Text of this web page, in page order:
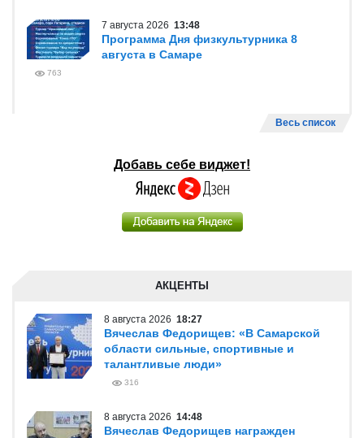
7 августа 2026 13:48
Программа Дня физкультурника 8
августа в Самаре
763
Весь список
Добавь себе виджет!
АКЦЕНТЫ
8 августа 2026 18:27
Вячеслав Федорищев: «В Самарской
области сильные, спортивные и
талантливые люди»
316
8 августа 2026 14:48
Вячеслав Федорищев награжден